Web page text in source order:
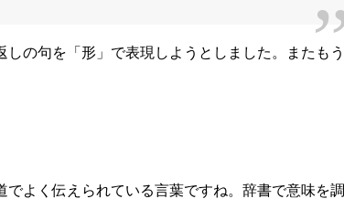
の句を「形」で表現しようとしました。またもう
よく伝えられている言葉ですね。辞書で意味を調